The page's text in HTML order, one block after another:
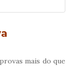
mais do que